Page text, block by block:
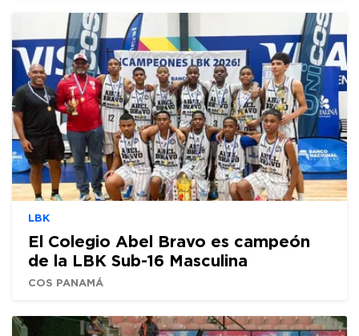
LBK
El Colegio Abel Bravo es campeón
de la LBK Sub-16 Masculina
COS PANAMÁ